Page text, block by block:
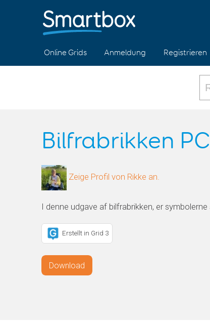
Online Grids Anmeldung Registrieren
Bilfrabrikken
Zeige Profil von Rikke an.
I denne udgave af bilfrabrikken, er
Erstellt in Grid 3
Download